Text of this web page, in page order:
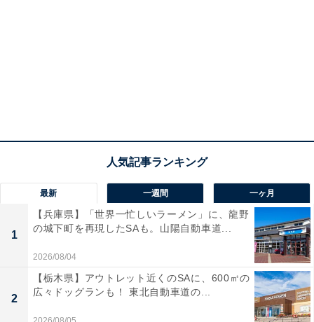
最新 一週間 一ヶ月
1
【兵庫県】「世界一忙しいラーメン」に、龍野
の城下町を再現したSAも。山陽自動車道...
2026/08/04
2
【栃木県】アウトレット近くのSAに、600㎡の
広々ドッグランも！ 東北自動車道の...